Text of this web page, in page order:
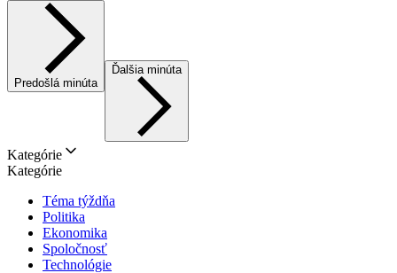
Predošlá minúta
Ďalšia minúta
Kategórie
Kategórie
Téma týždňa
Politika
Ekonomika
Spoločnosť
Technológie